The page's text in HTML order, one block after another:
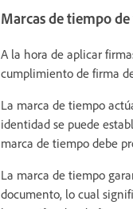
Marcas de tiempo
A la hora de aplicar
cumplimiento de firma
La marca de tiempo
identidad se puede
marca de tiempo debe
La marca de tiempo
documento, lo cual